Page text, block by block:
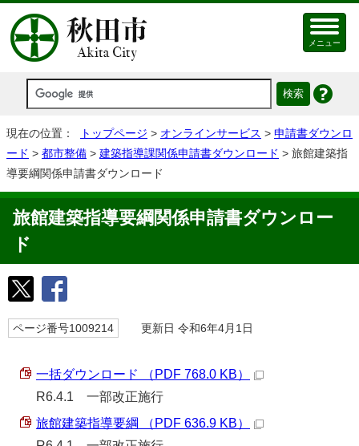
メニュー
現在の位置： トップページ > オンラインサービス > 申請書ダウンロ
ード > 都市整備 > 建築指導課関係申請書ダウンロード > 旅館建築指
導要綱関係申請書ダウンロード
旅館建築指導要綱関係申請書ダウンロー
ド
ページ番号1009214 更新日 令和6年4月1日
一括ダウンロード （PDF 768.0 KB）
R6.4.1 一部改正施行
旅館建築指導要綱 （PDF 636.9 KB）